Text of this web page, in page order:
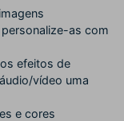
as com
efeitos de
vídeo uma
e cores